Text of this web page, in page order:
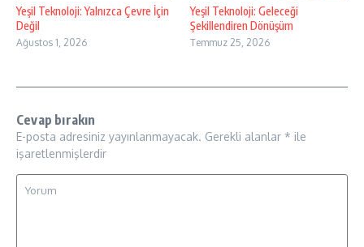
Yeşil Teknoloji: Yalnızca Çevre İçin
Değil
Ağustos 1, 2026
Yeşil Teknoloji: Geleceği
Şekillendiren Dönüşüm
Temmuz 25, 2026
Cevap bırakın
E-posta adresiniz yayınlanmayacak. Gerekli alanlar * ile
işaretlenmişlerdir